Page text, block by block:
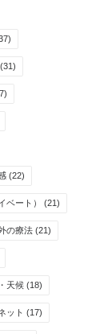
(31)
(22)
ベート） (21)
の療法 (21)
天候 (18)
ット (17)